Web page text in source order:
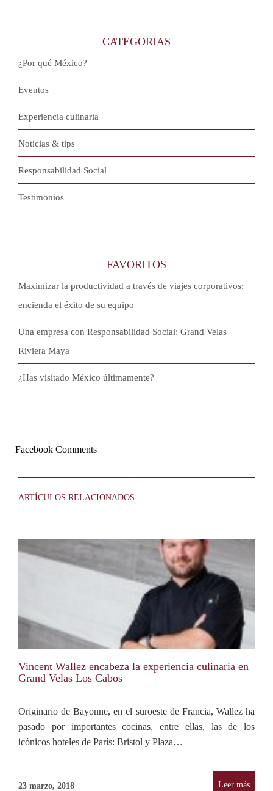
CATEGORIAS
¿Por qué México?
Eventos
Experiencia culinaria
Noticias & tips
Responsabilidad Social
Testimonios
FAVORITOS
Maximizar la productividad a través de viajes corporativos:
encienda el éxito de su equipo
Una empresa con Responsabilidad Social: Grand Velas
Riviera Maya
¿Has visitado México últimamente?
Facebook Comments
ARTÍCULOS RELACIONADOS
Vincent Wallez encabeza la experiencia culinaria en
Grand Velas Los Cabos
Originario de Bayonne, en el suroeste de Francia, Wallez ha
pasado por importantes cocinas, entre ellas, las de los
icónicos hoteles de París: Bristol y Plaza…
23 marzo, 2018 Leer más